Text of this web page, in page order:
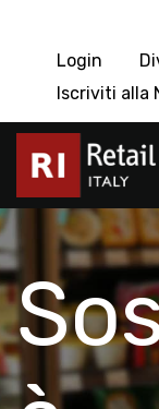
Login
Iscriviti alla